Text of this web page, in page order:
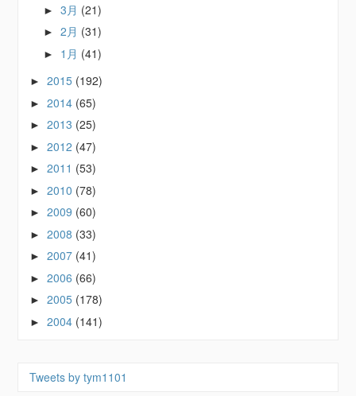
►3月 (21)
►2月 (31)
► 1月 (41)
►2015 (192)
►2014 (65)
►2013 (25)
►2012 (47)
►2011 (53)
►2010 (78)
►2009 (60)
►2008 (33)
►2007 (41)
►2006 (66)
►2005 (178)
►2004 (141)
Tweets by tym1101